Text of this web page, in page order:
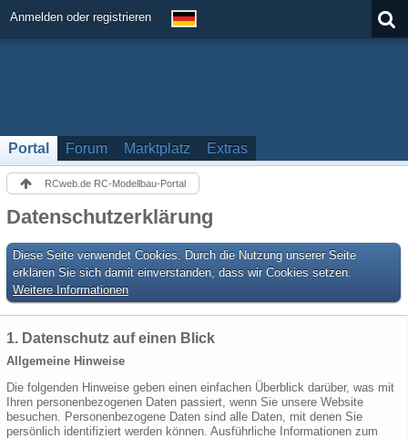
Anmelden oder registrieren
Portal Forum Marktplatz Extras
RCweb.de RC-Modellbau-Portal
Datenschutzerklärung
Diese Seite verwendet Cookies. Durch die Nutzung unserer Seite
erklären Sie sich damit einverstanden, dass wir Cookies setzen.
Weitere Informationen
1. Datenschutz auf einen Blick
Allgemeine Hinweise
Die folgenden Hinweise geben einen einfachen Überblick darüber, was mit
Ihren personenbezogenen Daten passiert, wenn Sie unsere Website
besuchen. Personenbezogene Daten sind alle Daten, mit denen Sie
persönlich identifiziert werden können. Ausführliche Informationen zum